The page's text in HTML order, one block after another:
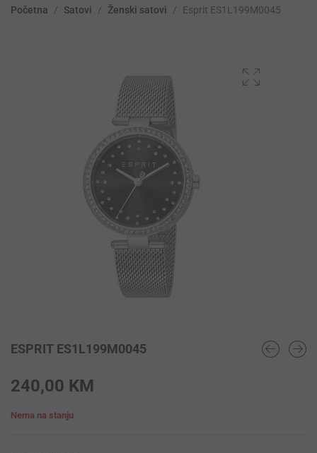
Početna / Satovi / Ženski satovi / Esprit ES1L199M0045
ESPRIT ES1L199M0045
240,00 KM
Nema na stanju